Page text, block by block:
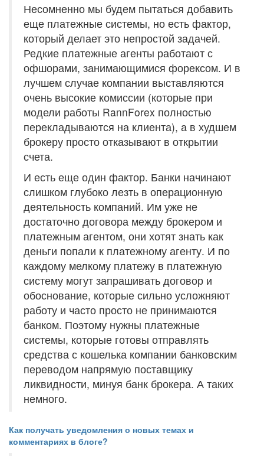
Несомненно мы будем пытаться добавить
еще платежные системы, но есть фактор,
который делает это непростой задачей.
Редкие платежные агенты работают с
офшорами, занимающимися форексом. И в
лучшем случае компании выставляются
очень высокие комиссии (которые при
модели работы RannForex полностью
перекладываются на клиента), а в худшем
брокеру просто отказывают в открытии
счета.
И есть еще один фактор. Банки начинают
слишком глубоко лезть в операционную
деятельность компаний. Им уже не
достаточно договора между брокером и
платежным агентом, они хотят знать как
деньги попали к платежному агенту. И по
каждому мелкому платежу в платежную
систему могут запрашивать договор и
обоснование, которые сильно усложняют
работу и часто просто не принимаются
банком. Поэтому нужны платежные
системы, которые готовы отправлять
средства с кошелька компании банковским
переводом напрямую поставщику
ликвидности, минуя банк брокера. А таких
немного.
Как получать уведомления о новых темах и
комментариях в блоге?